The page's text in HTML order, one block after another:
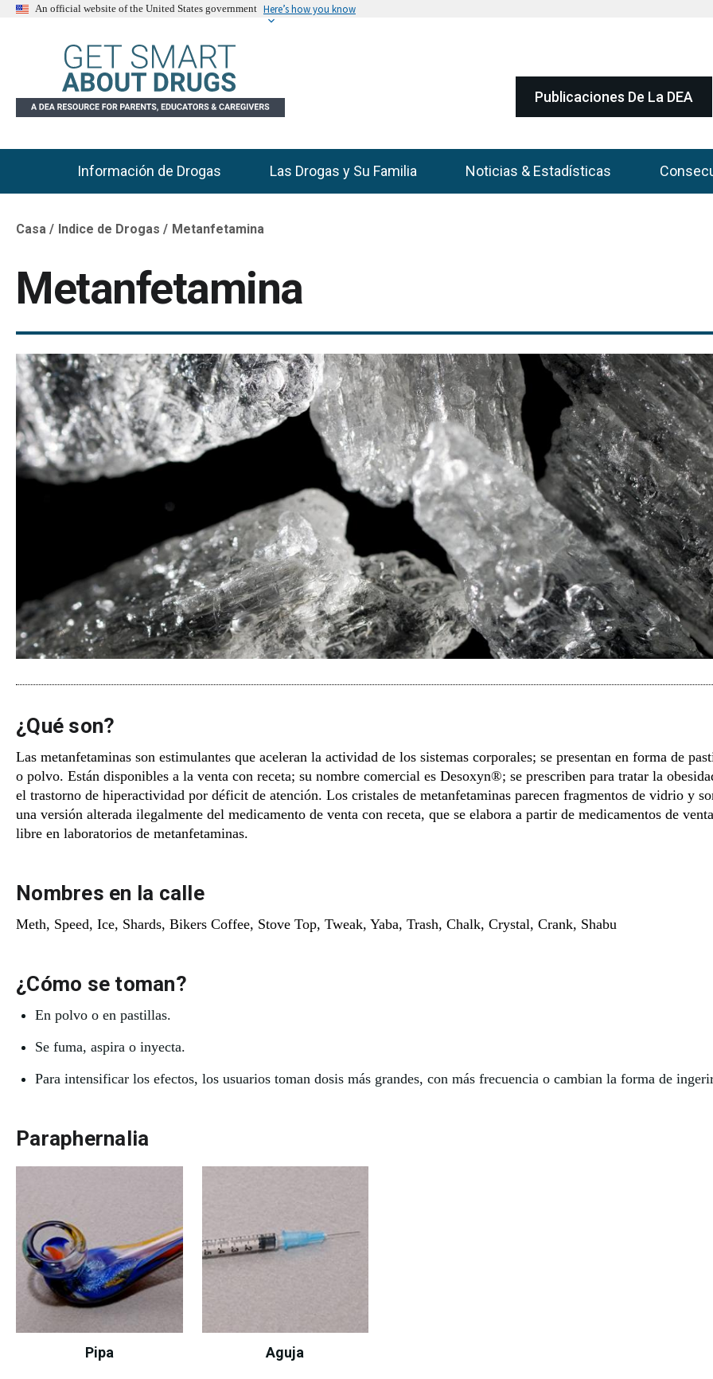
An official website of the United States government Here’s how you know
Publicaciones De La DEA
Main Menu
Información de Drogas Las Drogas y Su Familia Noticias & Estadísticas
Breadcrumb
Casa Indice de Drogas Metanfetamina
Metanfetamina
¿Qué son?
Las metanfetaminas son estimulantes que aceleran la actividad de los sistemas corporales; se presentan en forma de
o polvo. Están disponibles a la venta con receta; su nombre comercial es Desoxyn®; se prescriben para tratar la
el trastorno de hiperactividad por déficit de atención. Los cristales de metanfetaminas parecen fragmentos de vidrio y
una versión alterada ilegalmente del medicamento de venta con receta, que se elabora a partir de medicamentos de venta
libre en laboratorios de metanfetaminas.
Nombres en la calle
Meth, Speed, Ice, Shards, Bikers Coffee, Stove Top, Tweak, Yaba, Trash, Chalk, Crystal, Crank, Shabu
¿Cómo se toman?
En polvo o en pastillas.
Se fuma, aspira o inyecta.
Para intensificar los efectos, los usuarios toman dosis más grandes, con más frecuencia o cambian la forma de
Paraphernalia
Pipa Aguja